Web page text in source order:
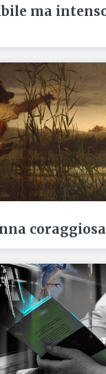
ma
coraggiosa